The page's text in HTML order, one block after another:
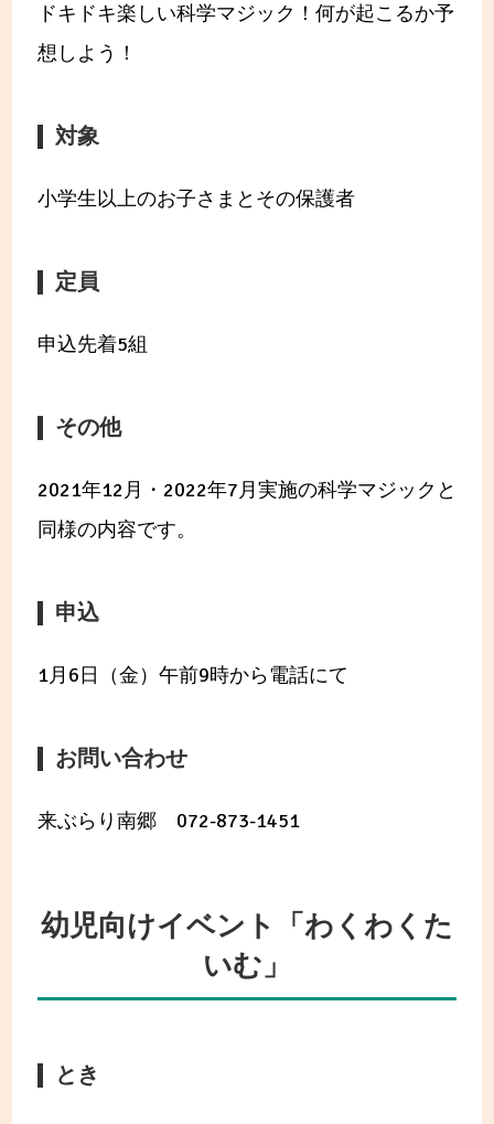
ドキドキ楽しい科学マジック！何が起こるか予
想しよう！
対象
小学生以上のお子さまとその保護者
定員
申込先着5組
その他
2021年12月・2022年7月実施の科学マジックと
同様の内容です。
申込
1月6日（金）午前9時から電話にて
お問い合わせ
来ぶらり南郷 072-873-1451
幼児向けイベント「わくわくた
いむ」
とき